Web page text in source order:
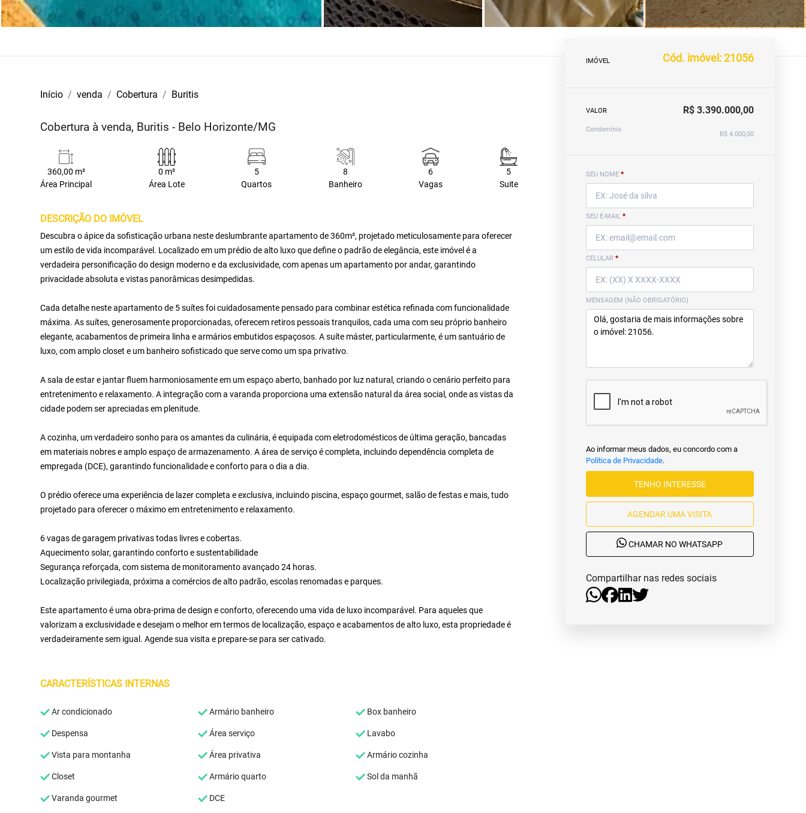
Início venda Cobertura Buritis
Cobertura à venda, Buritis - Belo Horizonte/MG
360,00 m²
Área Principal
0 m²
Área Lote
5
Quartos
8
Banheiro
6
Vagas
5
Suite
DESCRIÇÃO DO IMÓVEL
Descubra o ápice da sofisticação urbana neste deslumbrante apartamento de 360m², projetado meticulosamente para oferecer
um estilo de vida incomparável. Localizado em um prédio de alto luxo que define o padrão de elegância, este imóvel é a
verdadeira personificação do design moderno e da exclusividade, com apenas um apartamento por andar, garantindo
privacidade absoluta e vistas panorâmicas desimpedidas.
Cada detalhe neste apartamento de 5 suítes foi cuidadosamente pensado para combinar estética refinada com funcionalidade
máxima. As suítes, generosamente proporcionadas, oferecem retiros pessoais tranquilos, cada uma com seu próprio banheiro
elegante, acabamentos de primeira linha e armários embutidos espaçosos. A suíte máster, particularmente, é um santuário de
luxo, com amplo closet e um banheiro sofisticado que serve como um spa privativo.
A sala de estar e jantar fluem harmoniosamente em um espaço aberto, banhado por luz natural, criando o cenário perfeito para
entretenimento e relaxamento. A integração com a varanda proporciona uma extensão natural da área social, onde as vistas da
cidade podem ser apreciadas em plenitude.
A cozinha, um verdadeiro sonho para os amantes da culinária, é equipada com eletrodomésticos de última geração, bancadas
em materiais nobres e amplo espaço de armazenamento. A área de serviço é completa, incluindo dependência completa de
empregada (DCE), garantindo funcionalidade e conforto para o dia a dia.
O prédio oferece uma experiência de lazer completa e exclusiva, incluindo piscina, espaço gourmet, salão de festas e mais, tudo
projetado para oferecer o máximo em entretenimento e relaxamento.
6 vagas de garagem privativas todas livres e cobertas.
Aquecimento solar, garantindo conforto e sustentabilidade
Segurança reforçada, com sistema de monitoramento avançado 24 horas.
Localização privilegiada, próxima a comércios de alto padrão, escolas renomadas e parques.
Este apartamento é uma obra-prima de design e conforto, oferecendo uma vida de luxo incomparável. Para aqueles que
valorizam a exclusividade e desejam o melhor em termos de localização, espaço e acabamentos de alto luxo, esta propriedade é
verdadeiramente sem igual. Agende sua visita e prepare-se para ser cativado.
CARACTERÍSTICAS INTERNAS
Ar condicionado Armário banheiro Box banheiro
Despensa Área serviço Lavabo
Vista para montanha Área privativa Armário cozinha
Closet Armário quarto Sol da manhã
Varanda gourmet DCE
IMÓVEL Cód. imóvel: 21056
VALOR R$ 3.390.000,00
Condomínio
R$ 4.000,00
SEU NOME *
SEU E-MAIL *
CELULAR *
MENSAGEM (NÃO OBRIGATÓRIO)
Ao informar meus dados, eu concordo com a
Política de Privacidade.
TENHO INTERESSE
AGENDAR UMA VISITA
CHAMAR NO WHATSAPP
Compartilhar nas redes sociais